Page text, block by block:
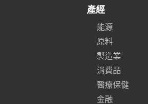
產經
能源
原料
製造業
消費品
醫療保健
金融